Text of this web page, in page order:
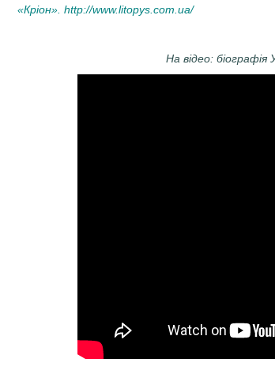
«Кріон». http://www.litopys.com.ua/
На відео: